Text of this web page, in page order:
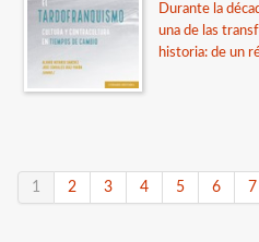
Durante la
una de las
historia: de un
1 2 3 4 5 6 7